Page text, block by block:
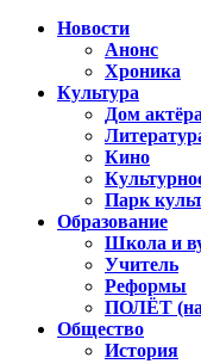
Новости
Анонс
Хроника
Культура
Дом
Кино
Парк
Образование
Школа и
Учитель
Реформы
ПОЛЁТ
Общество
История